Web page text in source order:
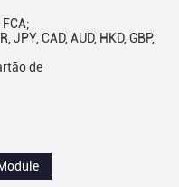
CAD, AUD, HKD, GBP,
de